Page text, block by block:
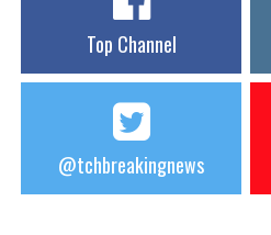
Top Channel
@tchbreakingnews